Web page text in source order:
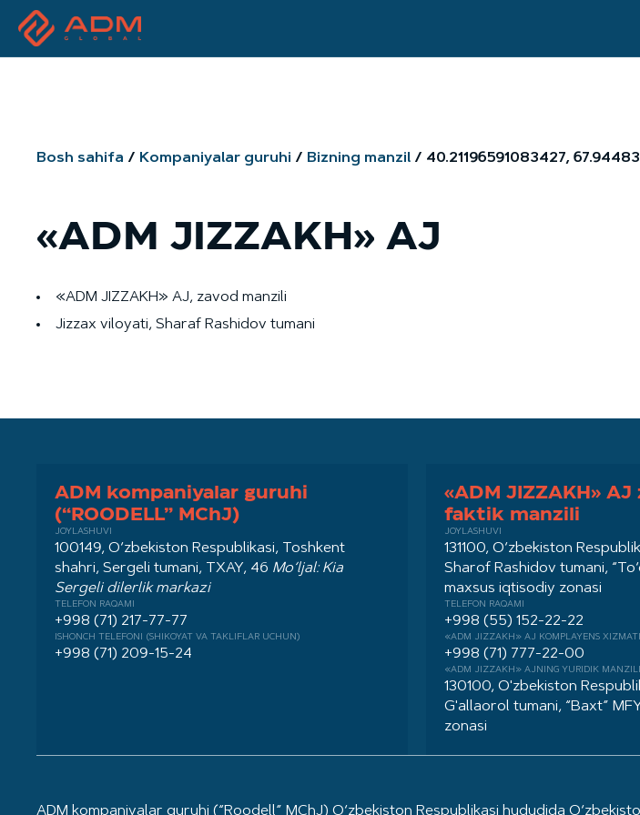
Bosh sahifa Kompaniyalar guruhi Bizning manzil 40.21196591083427,
«ADM JIZZAKH» AJ
«ADM JIZZAKH» AJ, zavod manzili
Jizzax viloyati, Sharaf Rashidov tumani
ADM kompaniyalar guruhi
(“ROODELL” MChJ)
JOYLASHUVI
100149, O‘zbekiston Respublikasi, Toshkent
shahri, Sergeli tumani, TXAY, 46 Mo‘ljal: Kia
Sergeli dilerlik markazi
TELEFON RAQAMI
+998 (71) 217-77-77
ISHONCH TELEFONI (SHIKOYAT VA TAKLIFLAR UCHUN)
+998 (71) 209-15-24
«ADM JIZZAKH»
faktik manzili
JOYLASHUVI
131100, O‘zbekiston
Sharof Rashidov tumani,
maxsus iqtisodiy zonasi
TELEFON RAQAMI
+998 (55) 152-22-22
«ADM JIZZAKH» AJ KOMPLAYENS XIZMATI
+998 (71) 777-22-00
«ADM JIZZAKH» AJNING YURIDIK MANZILI
130100, O'zbekiston
G'allaorol tumani, “Baxt”
zonasi
ADM kompaniyalar guruhi (“Roodell” MChJ) O‘zbekiston Respublikasi hududida